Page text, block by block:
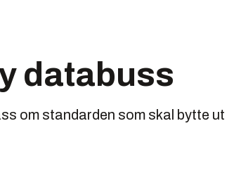
databuss
om standarden som skal bytte ut